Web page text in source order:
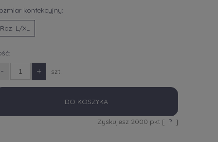
konfekcyjny:
Roz. L/XL
- + szt.
DO KOSZYKA
Zyskujesz 2000 pkt [ ? ]